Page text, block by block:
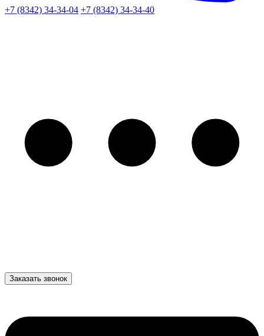
+7 (8342) 34-34-04 +7 (8342) 34-34-40
Заказать звонок